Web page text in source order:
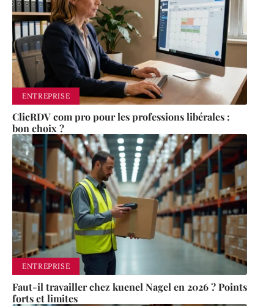
ENTREPRISE
ClicRDV com pro pour les professions libérales :
bon choix ?
ENTREPRISE
Faut-il travailler chez kuenel Nagel en 2026 ? Points
forts et limites